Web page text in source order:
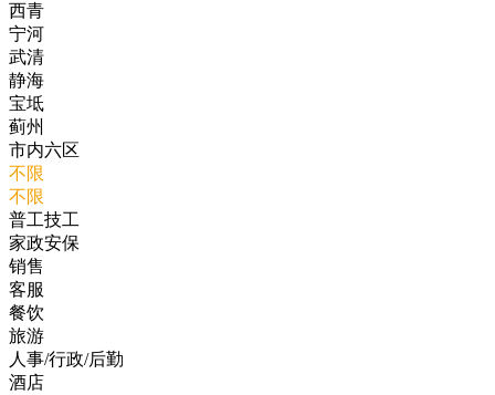
西青
宁河
武清
静海
宝坻
蓟州
市内六区
不限
不限
普工技工
家政安保
销售
客服
餐饮
旅游
人事/行政/后勤
酒店